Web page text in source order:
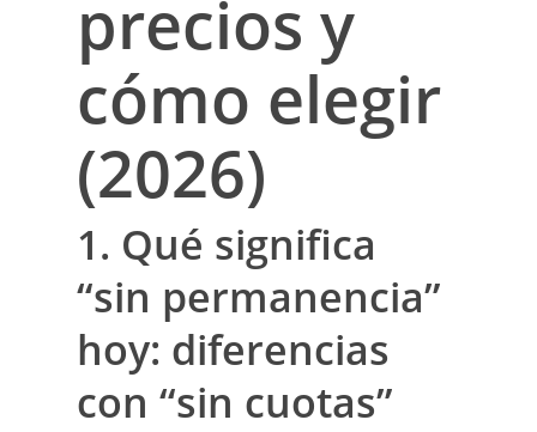
precios y
cómo elegir
(2026)
1. Qué significa
“sin permanencia”
hoy: diferencias
con “sin cuotas”